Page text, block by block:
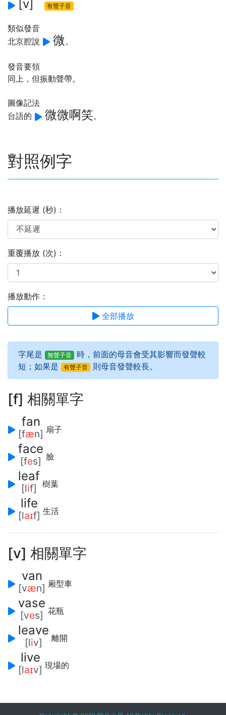
[v] 有聲子音
類似發音
北京腔說
微。
發音要領
同上，但振動聲帶。
圖像記法
台語的
微微啊笑。
對照例字
播放延遲 (秒)：
重覆播放 (次)：
播放動作：
全部播放
字尾是 無聲子音 時，前面的母音會受其影響而發聲較
短 ；如果是 有聲子音 則母音發聲較長。
[f] 相關單字
fan
[fæn] 扇子
face
[fes] 臉
leaf
[lif] 樹葉
life
[laɪf] 生活
[v] 相關單字
van
[væn] 廂型車
vase
[ves] 花瓶
leave
[liv] 離開
live
[laɪv] 現場的